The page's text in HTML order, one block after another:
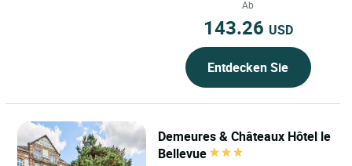
Ab
143.26 USD
Entdecken Sie
Demeures & Châteaux Hôtel le
Bellevue